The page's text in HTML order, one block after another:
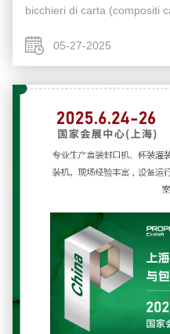
bicchieri di carta (compositi
05-27-2025